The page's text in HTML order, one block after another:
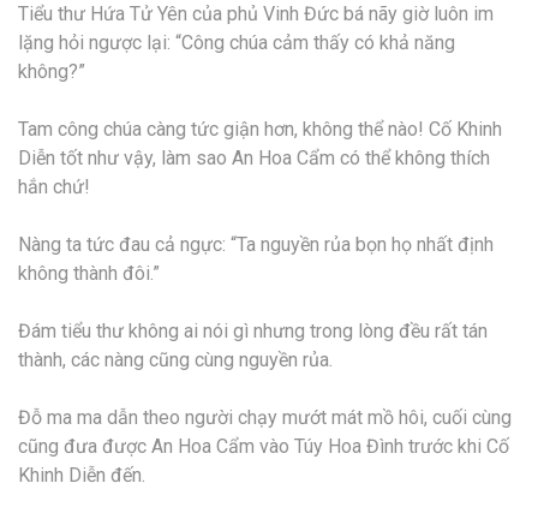
Tiểu thư Hứa Tử Yên của phủ Vinh Đức bá nãy giờ luôn im
lặng hỏi ngược lại: “Công chúa cảm thấy có khả năng
không?”
Tam công chúa càng tức giận hơn, không thể nào! Cố Khinh
Diễn tốt như vậy, làm sao An Hoa Cẩm có thể không thích
hắn chứ!
Nàng ta tức đau cả ngực: “Ta nguyền rủa bọn họ nhất định
không thành đôi.”
Đám tiểu thư không ai nói gì nhưng trong lòng đều rất tán
thành, các nàng cũng cùng nguyền rủa.
Đỗ ma ma dẫn theo người chạy mướt mát mồ hôi, cuối cùng
cũng đưa được An Hoa Cẩm vào Túy Hoa Đình trước khi Cố
Khinh Diễn đến.